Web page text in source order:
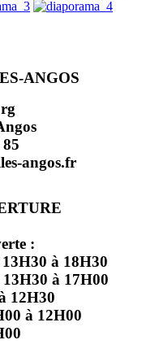
ANGOS
angos.fr
:
à 18H30
à 17H00
12H30
à 12H00